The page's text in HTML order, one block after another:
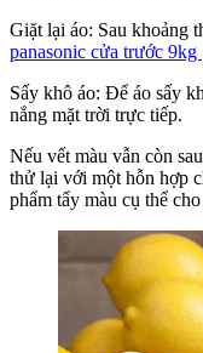
Giặt lại áo: Sau khoảng
panasonic cửa trước 9kg
Sấy khô áo: Để áo sấy
nắng mặt trời trực tiếp.
Nếu vết màu vẫn còn
thử lại với một hỗn hợp
phẩm tẩy màu cụ thể